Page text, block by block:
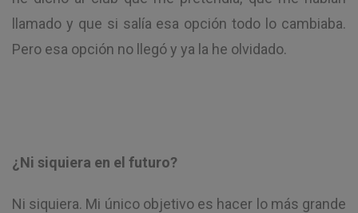
llamado y que si salía esa opción todo lo cambiaba.
Pero esa opción no llegó y ya la he olvidado.
¿Ni siquiera en el futuro?
Ni siquiera. Mi único objetivo es hacer lo más grande